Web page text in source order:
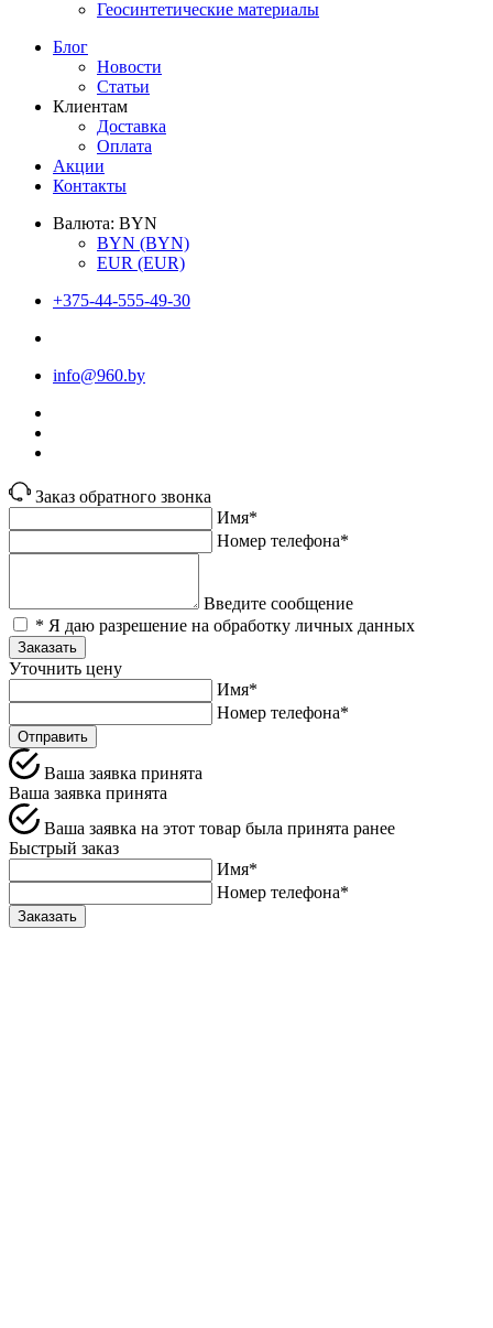
Геосинтетические материалы
Блог
Новости
Статьи
Клиентам
Доставка
Оплата
Акции
Контакты
Валюта: BYN
BYN (BYN)
EUR (EUR)
+375-44-555-49-30
info@960.by
Заказ обратного звонка
Имя*
Номер телефона*
Введите сообщение
* Я даю разрешение на обработку личных данных
Заказать
Уточнить цену
Имя*
Номер телефона*
Отправить
Ваша заявка принята
Ваша заявка принята
Ваша заявка на этот товар была принята ранее
Быстрый заказ
Имя*
Номер телефона*